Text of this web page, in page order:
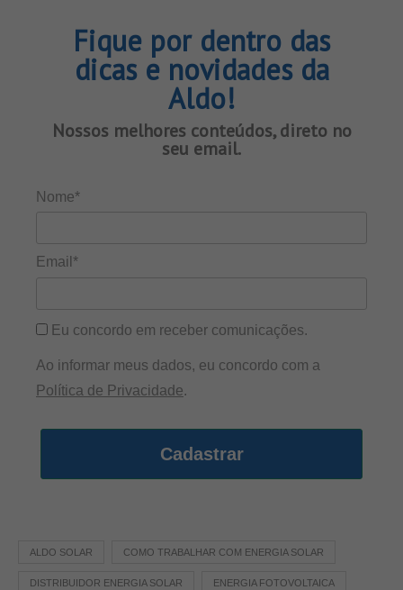
Fique por dentro das
dicas e novidades da
Aldo!
Nossos melhores conteúdos, direto no
seu email.
Nome*
Email*
Eu concordo em receber comunicações.
Ao informar meus dados, eu concordo com a
Política de Privacidade.
Cadastrar
ALDO SOLAR COMO TRABALHAR COM ENERGIA SOLAR
DISTRIBUIDOR ENERGIA SOLAR ENERGIA FOTOVOLTAICA